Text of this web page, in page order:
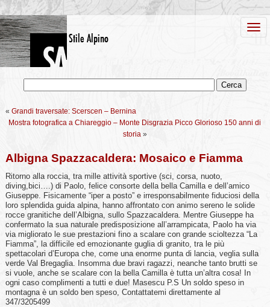
« Grandi traversate: Scerscen – Bernina
Mostra fotografica a Chiareggio – Monte Disgrazia Picco Glorioso 150 anni di
storia»
Albigna Spazzacaldera: Mosaico e Fiamma
Ritorno alla roccia, tra mille attività sportive (sci, corsa, nuoto,
diving,bici….) di Paolo, felice consorte della bella Camilla e dell’amico
Giuseppe. Fisicamente “iper a posto” e irresponsabilmente fiduciosi della
loro splendida guida alpina, hanno affrontato con animo sereno le solide
rocce granitiche dell’Albigna, sullo Spazzacaldera. Mentre Giuseppe ha
confermato la sua naturale predisposizione all’arrampicata, Paolo ha via
via migliorato le sue prestazioni fino a scalare con grande scioltezza “La
Fiamma”, la difficile ed emozionante guglia di granito, tra le più
spettacolari d’Europa che, come una enorme punta di lancia, veglia sulla
verde Val Bregaglia. Insomma due bravi ragazzi, neanche tanto brutti se
si vuole, anche se scalare con la bella Camilla è tutta un’altra cosa! In
ogni caso complimenti a tutti e due! Masescu P.S Un soldo speso in
montagna è un soldo ben speso, Contattatemi direttamente al
347/3205499